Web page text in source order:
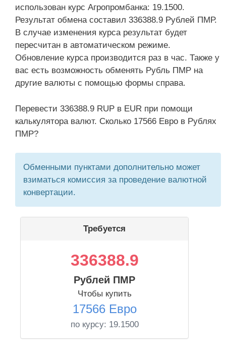
использован курс Агропромбанка: 19.1500.
Результат обмена составил 336388.9 Рублей ПМР.
В случае изменения курса результат будет
пересчитан в автоматическом режиме.
Обновление курса производится раз в час. Также у
вас есть возможность обменять Рубль ПМР на
другие валюты с помощью формы справа.
Перевести 336388.9 RUP в EUR при помощи
калькулятора валют. Сколько 17566 Евро в Рублях
ПМР?
Обменными пунктами дополнительно может
взиматься комиссия за проведение валютной
конвертации.
Требуется
336388.9
Рублей ПМР
Чтобы купить
17566 Евро
по курсу: 19.1500